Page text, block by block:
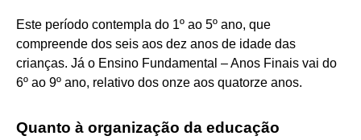
Este período contempla do 1º ao 5º ano, que
compreende dos seis aos dez anos de idade das
crianças. Já o Ensino Fundamental – Anos Finais vai do
6º ao 9º ano, relativo dos onze aos quatorze anos.
Quanto à organização da educação